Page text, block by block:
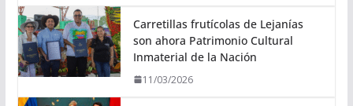
Carretillas frutícolas de Lejanías
son ahora Patrimonio Cultural
Inmaterial de la Nación
11/03/2026